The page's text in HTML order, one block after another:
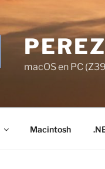
macOS en PC
Macintosh